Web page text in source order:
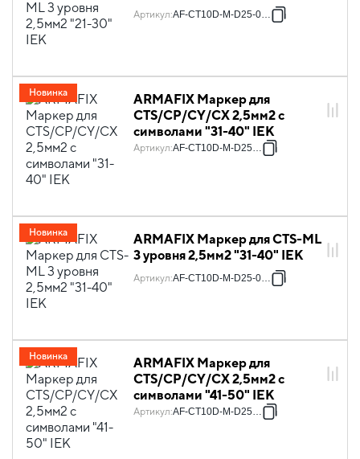
Артикул:AF-CT10D-M-D25-03-3
ARMAFIX Маркер для
CTS/CP/CY/CX 2,5мм2 с
символами "31-40" IEK
Артикул:AF-CT10D-M-D25-04
Новинка
ARMAFIX Маркер для CTS-ML
3 уровня 2,5мм2 "31-40" IEK
Артикул:AF-CT10D-M-D25-04-3
Новинка
ARMAFIX Маркер для
CTS/CP/CY/CX 2,5мм2 с
символами "41-50" IEK
Артикул:AF-CT10D-M-D25-05
Новинка